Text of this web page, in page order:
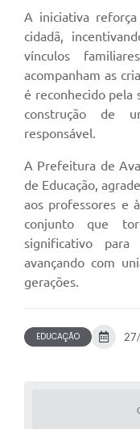
A iniciativa
cidadã,
vínculos
acompanham as
é reconhecido pela
construção de
responsável.
A Prefeitura de
de Educação,
aos professores e
conjunto que
significativo para
avançando com
gerações.
EDUCAÇÃO